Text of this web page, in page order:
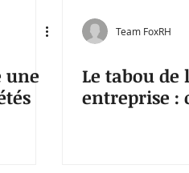
une
Team FoxRH
Le tabou de
entreprise :